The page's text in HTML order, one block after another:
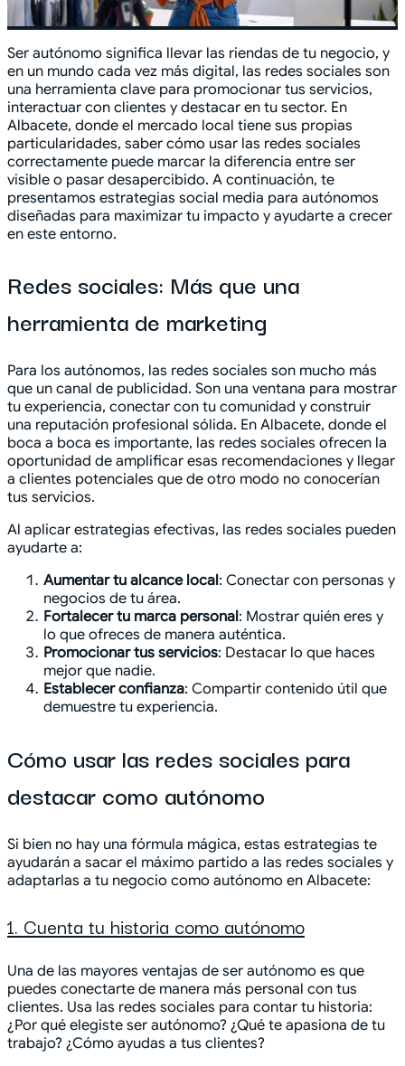
Ser autónomo significa llevar las riendas de tu negocio, y
en un mundo cada vez más digital, las redes sociales son
una herramienta clave para promocionar tus servicios,
interactuar con clientes y destacar en tu sector. En
Albacete, donde el mercado local tiene sus propias
particularidades, saber cómo usar las redes sociales
correctamente puede marcar la diferencia entre ser
visible o pasar desapercibido. A continuación, te
presentamos estrategias social media para autónomos
diseñadas para maximizar tu impacto y ayudarte a crecer
en este entorno.
Redes sociales: Más que una
herramienta de marketing
Para los autónomos, las redes sociales son mucho más
que un canal de publicidad. Son una ventana para mostrar
tu experiencia, conectar con tu comunidad y construir
una reputación profesional sólida. En Albacete, donde el
boca a boca es importante, las redes sociales ofrecen la
oportunidad de amplificar esas recomendaciones y llegar
a clientes potenciales que de otro modo no conocerían
tus servicios.
Al aplicar estrategias efectivas, las redes sociales pueden
ayudarte a:
Aumentar tu alcance local: Conectar con personas y
negocios de tu área.
Fortalecer tu marca personal: Mostrar quién eres y
lo que ofreces de manera auténtica.
Promocionar tus servicios: Destacar lo que haces
mejor que nadie.
Establecer confianza: Compartir contenido útil que
demuestre tu experiencia.
Cómo usar las redes sociales para
destacar como autónomo
Si bien no hay una fórmula mágica, estas estrategias te
ayudarán a sacar el máximo partido a las redes sociales y
adaptarlas a tu negocio como autónomo en Albacete:
1. Cuenta tu historia como autónomo
Una de las mayores ventajas de ser autónomo es que
puedes conectarte de manera más personal con tus
clientes. Usa las redes sociales para contar tu historia:
¿Por qué elegiste ser autónomo? ¿Qué te apasiona de tu
trabajo? ¿Cómo ayudas a tus clientes?